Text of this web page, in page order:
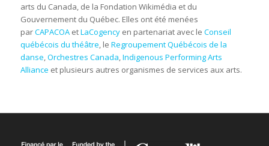
arts du Canada, de la Fondation Wikimédia et du
Gouvernement du Québec. Elles ont été menées
parCAPACOAetLaCogencyen partenariat avec le Conseil
québécois du théâtre , le Regroupement Québécois de la
danse Orchestres Canada Indigenous Performing Arts
Alliance et plusieurs autres organismes de services aux arts.